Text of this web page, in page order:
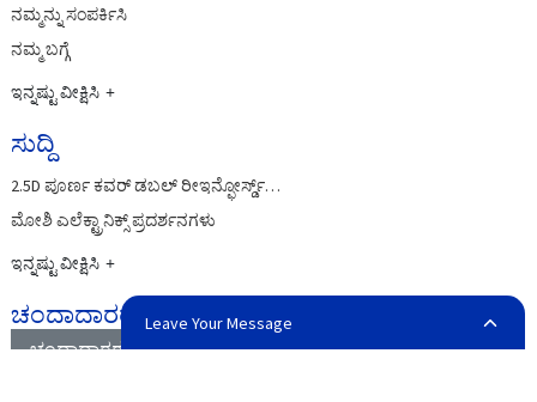
ನಮ್ಮನ್ನು ಸಂಪರ್ಕಿಸಿ
ನಮ್ಮ ಬಗ್ಗೆ
ಇನ್ನಷ್ಟು ವೀಕ್ಷಿಸಿ
ಸುದ್ದಿ
2.5D ಪೂರ್ಣ ಕವರ್ ಡಬಲ್ ರೀಇನ್ಫೋರ್ಸ್ಡ್…
ಮೋಶಿ ಎಲೆಕ್ಟ್ರಾನಿಕ್ಸ್ ಪ್ರದರ್ಶನಗಳು
ಇನ್ನಷ್ಟು ವೀಕ್ಷಿಸಿ
ಚಂದಾದಾರರು
ಚಂದಾದಾರರು
Leave Your Message